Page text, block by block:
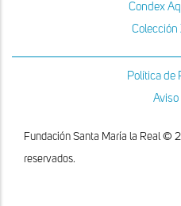
Condex
Política de
Aviso
Fundación Santa María la Real ©
reservados.